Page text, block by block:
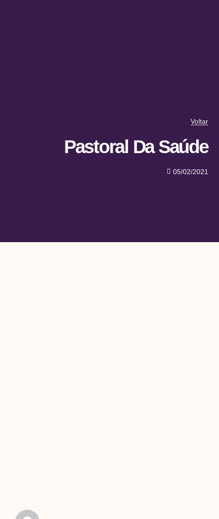
Voltar
Pastoral Da Saúde
05/02/2021